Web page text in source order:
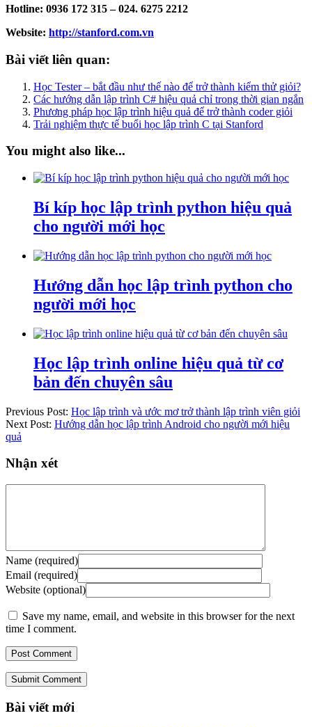
Hotline: 0936 172 315 – 024. 6275 2212
Website: http://stanford.com.vn
Bài viết liên quan:
Học Tester – bắt đầu như thế nào để trở thành kiểm thử giỏi?
Các hướng dẫn lập trình C# hiệu quả chỉ trong thời gian ngắn
Phương pháp học lập trình hiệu quả để trở thành coder giỏi
Trải nghiệm thực tế buổi học lập trình C tại Stanford
You might also like...
Bí kíp học lập trình python hiệu quả
cho người mới học
Hướng dẫn học lập trình python cho
người mới học
Học lập trình online hiệu quả từ cơ
bản đến chuyên sâu
Previous Post: Học lập trình và ước mơ trở thành lập trình viên giỏi
Next Post: Hướng dẫn học lập trình Android cho người mới hiệu
quả
Nhận xét
Name (required)
Email (required)
Website (optional)
Save my name, email, and website in this browser for the next
time I comment.
Submit Comment
Bài viết mới